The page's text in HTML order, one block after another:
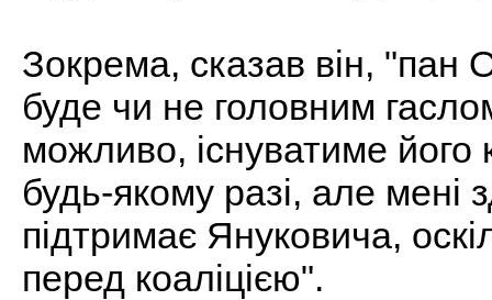
Зокрема, сказав він,
буде чи не головним
можливо, існуватиме
будь-якому разі, але мені
підтримає Януковича,
перед коаліцією".